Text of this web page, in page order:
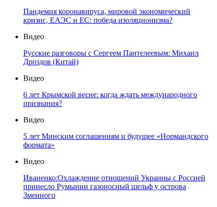
Пандемия коронавируса, мировой экономический
кризис, ЕАЭС и ЕС: победа изоляционизма?
Видео
Русские разговоры с Сергеем Пантелеевым: Михаил
Дроздов (Китай)
Видео
6 лет Крымской весне: когда ждать международного
признания?
Видео
5 лет Минским соглашениям и будущее «Нормандского
формата»
Видео
Иваненко:Охлаждение отношений Украины с Россией
принесло Румынии газоносный шельф у острова
Змеиного